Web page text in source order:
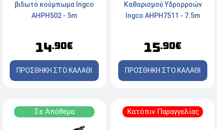
βιδωτό κούμπωμα Ingco
AHPH502 - 5m
14.90€
ΠΡΟΣΘΗΚΗ ΣΤΟ ΚΑΛΑΘΙ
Καθαρισμού Υδρορροών
Ingco AHPH7511 - 7.5m
15.90€
ΠΡΟΣΘΗΚΗ ΣΤΟ ΚΑΛΑΘΙ
Σε Απόθεμα Κατόπιν Παραγγελίας